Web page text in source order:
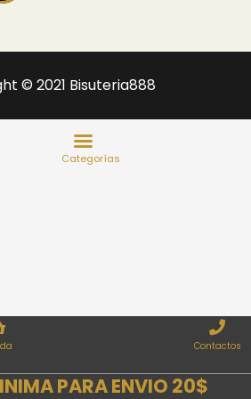
© 2021 Bisuteria888
Contactos
PARA ENVIO 20$